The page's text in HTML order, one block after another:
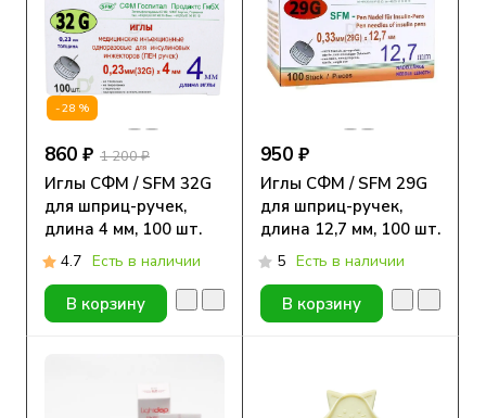
-28%
860 ₽ 1 200 ₽
Иглы СФМ / SFM 32G
для шприц-ручек,
длина 4 мм, 100 шт.
4.7 Есть в наличии
В корзину
950 ₽
Иглы СФМ / SFM 29G
для шприц-ручек,
длина 12,7 мм, 100 шт.
5 Есть в наличии
В корзину